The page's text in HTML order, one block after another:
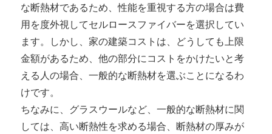
な断熱材であるため、性能を重視する方の場合は費
用を度外視してセルロースファイバーを選択してい
ます。しかし、家の建築コストは、どうしても上限
金額があるため、他の部分にコストをかけたいと考
える人の場合、一般的な断熱材を選ぶことになるわ
けです。
ちなみに、グラスウールなど、一般的な断熱材に関
しては、高い断熱性を求める場合、断熱材の厚みが